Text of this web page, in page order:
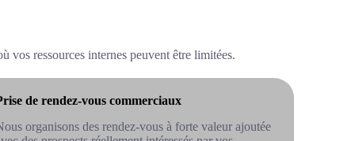
vos ressources internes peuvent être limitées.
de rendez-vous commerciaux
organisons des rendez-vous à forte valeur ajoutée